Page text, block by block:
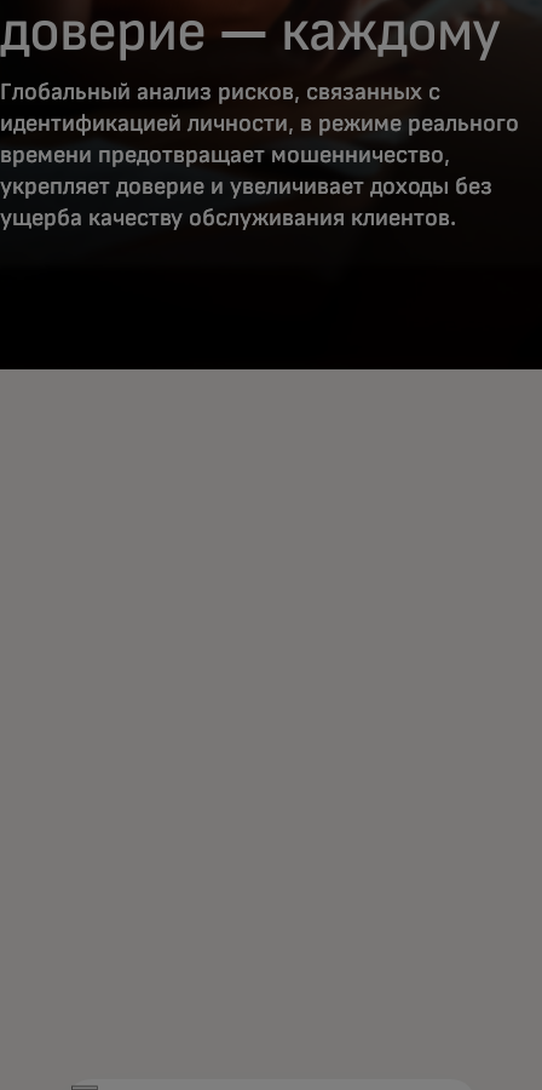
доверие — каждому
Глобальный анализ рисков, связанных с
идентификацией личности, в режиме реального
времени предотвращает мошенничество,
укрепляет доверие и увеличивает доходы без
ущерба качеству обслуживания клиентов.